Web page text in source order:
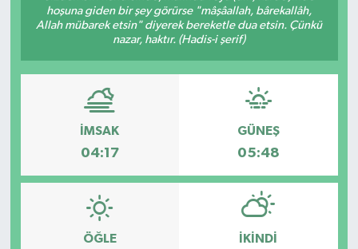
hoşuna giden bir şey görürse "mâşâallah, bârekallâh,
Allah mübarek etsin" diyerek bereketle dua etsin. Çünkü
nazar, haktır. (Hadis-i şerif)
İMSAK
04:17
GÜNEŞ
05:48
ÖĞLE İKINDI
ÖZEL HABER
RESMİ REKLAM